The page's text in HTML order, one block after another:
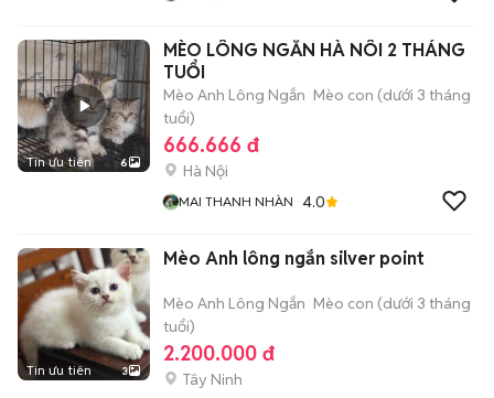
Tin ưu tiên 6
MÈO LÔNG NGẮN HÀ NÔI 2 THÁNG
TUỔI
Mèo Anh Lông Ngắn Mèo con (dưới 3 tháng
tuổi)
666.666 đ
Hà Nội
MAI THANH NHÀN 4.0
Tin ưu tiên 3
Mèo Anh lông ngắn silver point
Mèo Anh Lông Ngắn Mèo con (dưới 3 tháng
tuổi)
2.200.000 đ
Tây Ninh